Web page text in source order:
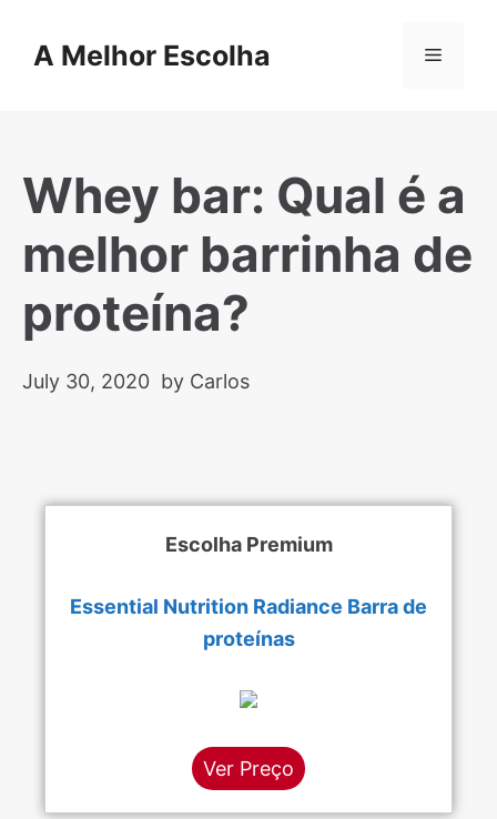
A Melhor Escolha Menu
Whey bar: Qual é a
melhor barrinha de
proteína?
July 30, 2020 by Carlos
Escolha Premium
Essential Nutrition Radiance Barra de
proteínas
Ver Preço